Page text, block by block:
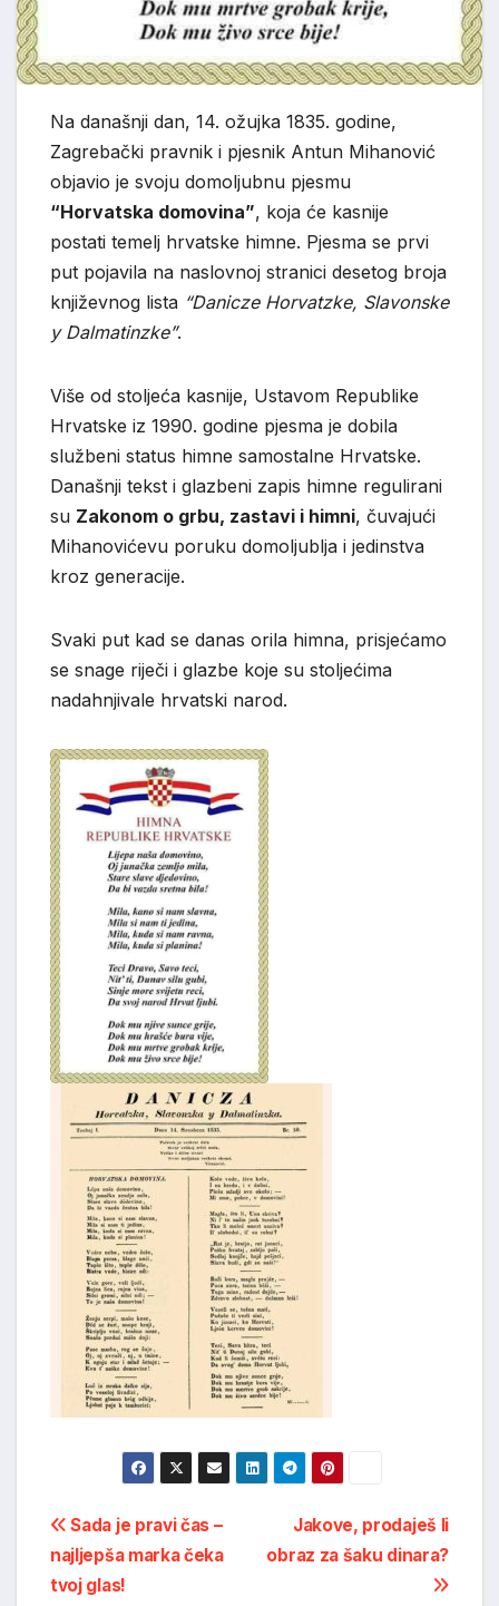
Na današnji dan, 14. ožujka 1835. godine,
Zagrebački pravnik i pjesnik Antun Mihanović
objavio je svoju domoljubnu pjesmu
“Horvatska domovina”, koja će kasnije
postati temelj hrvatske himne. Pjesma se prvi
put pojavila na naslovnoj stranici desetog broja
književnog lista “Danicze Horvatzke, Slavonske
y Dalmatinzke”.
Više od stoljeća kasnije, Ustavom Republike
Hrvatske iz 1990. godine pjesma je dobila
službeni status himne samostalne Hrvatske.
Današnji tekst i glazbeni zapis himne regulirani
su Zakonom o grbu, zastavi i himni, čuvajući
Mihanovićevu poruku domoljublja i jedinstva
kroz generacije.
Svaki put kad se danas orila himna, prisjećamo
se snage riječi i glazbe koje su stoljećima
nadahnjivale hrvatski narod.
Post
navigation
Jakove, prodaješ li
obraz za šaku dinara?
Sada je pravi čas –
najljepša marka čeka
tvoj glas!